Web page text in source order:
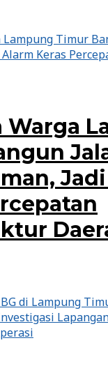
Warga